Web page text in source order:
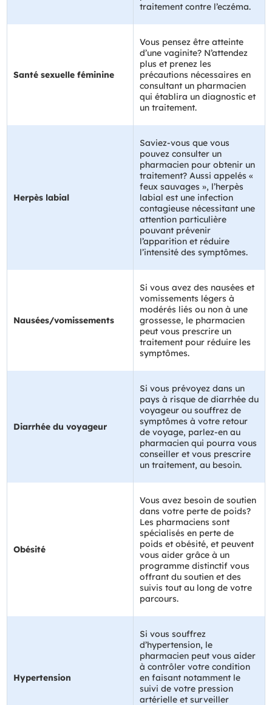
traitement contre l’eczéma.
Santé sexuelle féminine
Vous pensez être atteinte
d’une vaginite? N’attendez
plus et prenez les
précautions nécessaires en
consultant un pharmacien
qui établira un diagnostic et
un traitement.
Herpès labial
Saviez-vous que vous
pouvez consulter un
pharmacien pour obtenir un
traitement? Aussi appelés «
feux sauvages », l’herpès
labial est une infection
contagieuse nécessitant une
attention particulière
pouvant prévenir
l’apparition et réduire
l’intensité des symptômes.
Nausées/vomissements
Si vous avez des nausées et
vomissements légers à
modérés liés ou non à une
grossesse, le pharmacien
peut vous prescrire un
traitement pour réduire les
symptômes.
Diarrhée du voyageur
Si vous prévoyez dans un
pays à risque de diarrhée du
voyageur ou souffrez de
symptômes à votre retour
de voyage, parlez-en au
pharmacien qui pourra vous
conseiller et vous prescrire
un traitement, au besoin.
Obésité
Vous avez besoin de soutien
dans votre perte de poids?
Les pharmaciens sont
spécialisés en perte de
poids et obésité, et peuvent
vous aider grâce à un
programme distinctif vous
offrant du soutien et des
suivis tout au long de votre
parcours.
Hypertension
Si vous souffrez
d’hypertension, le
pharmacien peut vous aider
à contrôler votre condition
en faisant notamment le
suivi de votre pression
artérielle et surveiller